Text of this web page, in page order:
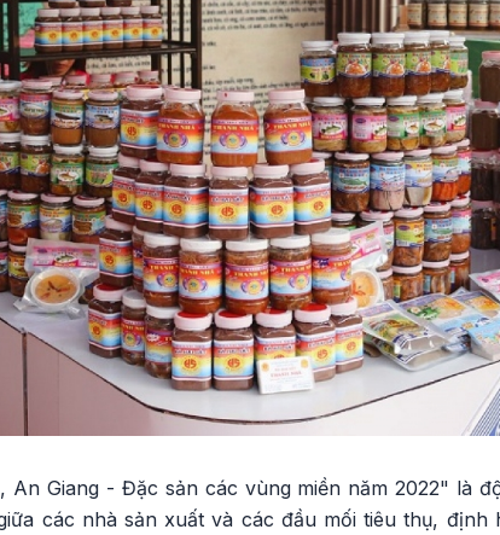
An Giang - Đặc sản các vùng miền năm 2022" là
các nhà sản xuất và các đầu mối tiêu thụ, định